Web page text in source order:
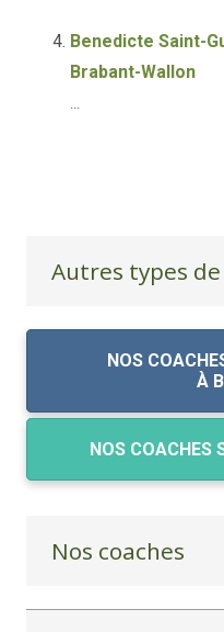
Benedicte Saint-
Brabant-Wallon
...
Autres types
NOS
À
NOS COACHES
Nos coaches